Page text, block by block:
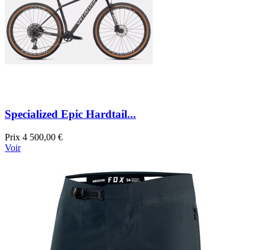
Specialized Epic Hardtail...
Prix 4 500,00 €
Voir